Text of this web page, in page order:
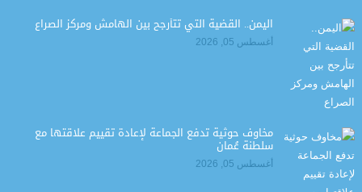
اليمن.. القضية التي تتأرجح بين الهامش ومركز الصراع
أغسطس 05, 2026
مخاوف حوثية تدفع الجماعة لإعادة تقييم علاقتها مع
سلطنة عُمان
أغسطس 05, 2026